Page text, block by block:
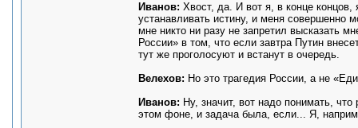
Иванов: Хвост, да. И вот я, в конце
устанавливать истину, и меня совершенно
мне никто ни разу не запретил высказать
России» в том, что если завтра Путин
тут же проголосуют и встанут в очередь.
Велехов: Но это трагедия России, а не
Иванов: Ну, значит, вот надо понимать,
этом фоне, и задача была, если... Я,